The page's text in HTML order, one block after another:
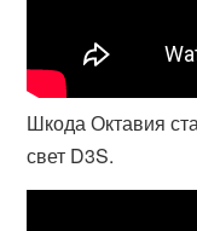
Шкода Октавия
свет D3S.